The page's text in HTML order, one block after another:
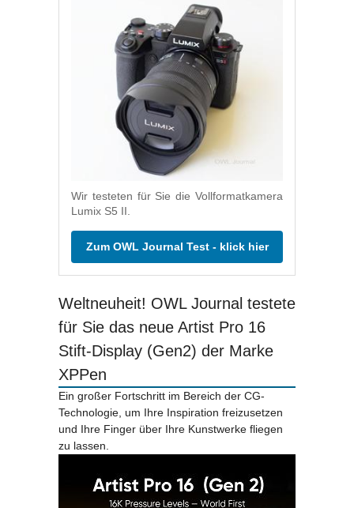
Wir testeten für Sie die Vollformatkamera
Lumix S5 II.
Zum OWL Journal Test - klick hier
Weltneuheit! OWL Journal testete
für Sie das neue Artist Pro 16
Stift-Display (Gen2) der Marke
XPPen
Ein großer Fortschritt im Bereich der CG-
Technologie, um Ihre Inspiration freizusetzen
und Ihre Finger über Ihre Kunstwerke fliegen
zu lassen.